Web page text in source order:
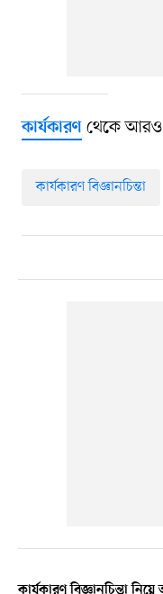
কার্যকারণথেকে
কার্যকারণ বিজ্ঞানচিন্তা
কার্যকারণ বিজ্ঞানচিন্তা